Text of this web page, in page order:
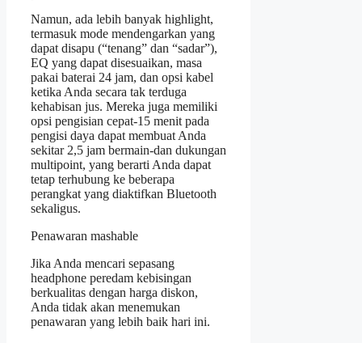
Namun, ada lebih banyak highlight,
termasuk mode mendengarkan yang
dapat disapu (“tenang” dan “sadar”),
EQ yang dapat disesuaikan, masa
pakai baterai 24 jam, dan opsi kabel
ketika Anda secara tak terduga
kehabisan jus. Mereka juga memiliki
opsi pengisian cepat-15 menit pada
pengisi daya dapat membuat Anda
sekitar 2,5 jam bermain-dan dukungan
multipoint, yang berarti Anda dapat
tetap terhubung ke beberapa
perangkat yang diaktifkan Bluetooth
sekaligus.
Penawaran mashable
Jika Anda mencari sepasang
headphone peredam kebisingan
berkualitas dengan harga diskon,
Anda tidak akan menemukan
penawaran yang lebih baik hari ini.